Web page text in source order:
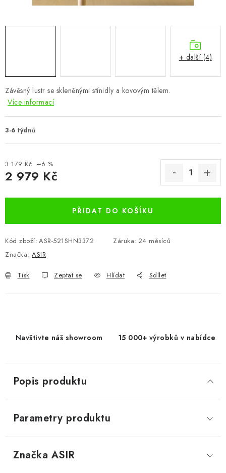
OSTATNÍ
VÝPRODEJ
Vše o nákupu
Závěsný lustr se skleněnými stínidly a kovovým tělem.
Více informací
3-6 týdnů
3 179 Kč –6 %
2 979 Kč
PŘIDAT DO KOŠÍKU
Kód zboží: ASR-521SHN3372 Záruka: 24 měsíců
Značka: ASIR
Tisk Zeptat se Hlídat Sdílet
+ další (4)
Navštivte náš showroom 15 000+ výrobků v nabídce
Popis produktu
Parametry produktu
Značka ASIR